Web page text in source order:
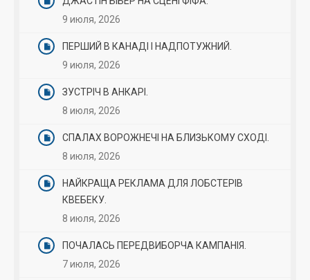
9 июля, 2026
ПЕРШИЙ В КАНАДІ І НАДПОТУЖНИЙ.
9 июля, 2026
ЗУСТРІЧ В АНКАРІ.
8 июля, 2026
СПАЛАХ ВОРОЖНЕЧІ НА БЛИЗЬКОМУ СХОДІ.
8 июля, 2026
НАЙКРАЩА РЕКЛАМА ДЛЯ ЛОБСТЕРІВ
КВЕБЕКУ.
8 июля, 2026
ПОЧАЛАСЬ ПЕРЕДВИБОРЧА КАМПАНІЯ.
7 июля, 2026